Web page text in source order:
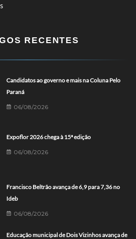
RECENTES
Candidatos ao governo e mais na Coluna Pelo
Paraná
06/08/2026
Expoflor 2026 chega à 15ª edição
06/08/2026
Francisco Beltrão avança de 6,9 para 7,36 no
Ideb
06/08/2026
Educação municipal de Dois Vizinhos avança de